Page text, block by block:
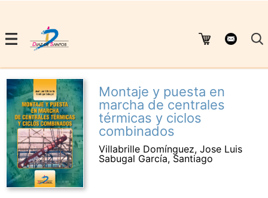
Montaje y puesta en
marcha de centrales
térmicas y ciclos
combinados
Villabrille Domínguez, Jose Luis
Sabugal García, Santiago